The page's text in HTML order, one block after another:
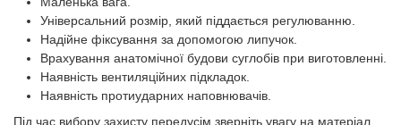
Універсальний розмір, який піддається регулюванню.
Надійне фіксування за допомогою липучок.
Врахування анатомічної будови суглобів при виготовленні.
Наявність вентиляційних підкладок.
Наявність протиударних наповнювачів.
Під час вибору захисту передусім зверніть увагу на матеріал